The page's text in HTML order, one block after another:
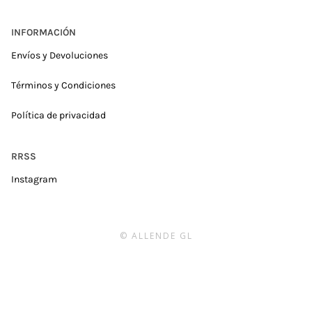
INFORMACIÓN
Envíos y Devoluciones
Términos y Condiciones
Política de privacidad
RRSS
Instagram
© ALLENDE GL